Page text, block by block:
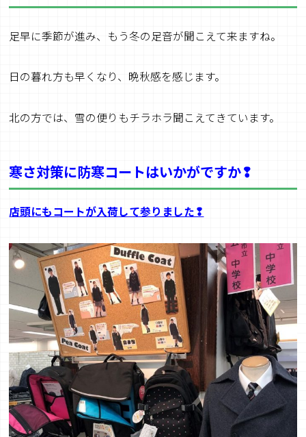
足早に季節が進み、もう冬の足音が聞こえて来ますね。
日の暮れ方も早くなり、晩秋感を感じます。
北の方では、雪の便りもチラホラ聞こえてきています。
寒さ対策に防寒コートはいかがですか❢
店頭にもコートが入荷して参りました❢